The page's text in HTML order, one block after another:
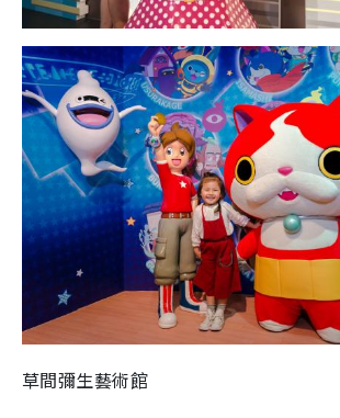
草間彌生藝術館